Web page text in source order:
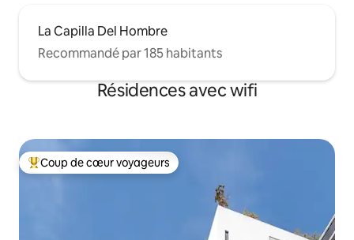
La Capilla Del Hombre
Recommandé par 185 habitants
Résidences avec wifi
Coups de cœur voyageurs les plus appréciés
Coup de cœur voyageurs